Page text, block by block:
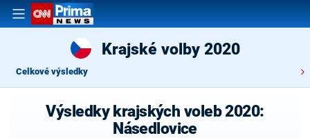
Krajské volby 2020
Celkové výsledky
Výsledky krajských voleb 2020:
Násedlovice